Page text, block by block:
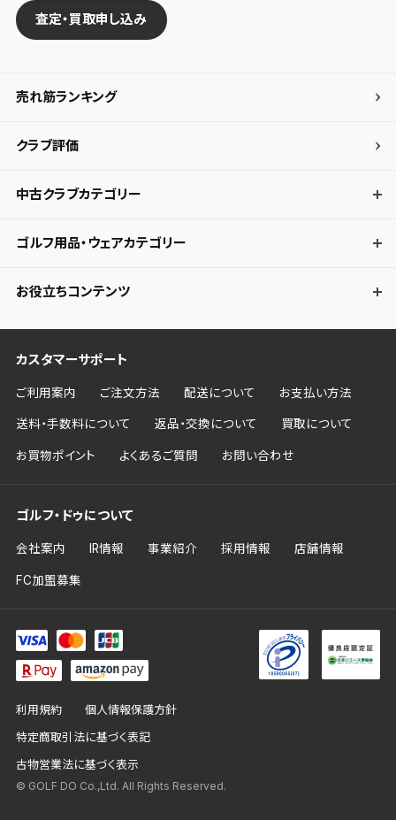
査定・買取申し込み
売れ筋ランキング
クラブ評価
中古クラブカテゴリー
ゴルフ用品・ウェアカテゴリー
お役立ちコンテンツ
カスタマーサポート
ご利用案内 ご注文方法 配送について お支払い方法
送料・手数料について 返品・交換について 買取について
お買物ポイント よくあるご質問 お問い合わせ
ゴルフ・ドゥについて
会社案内 IR情報 事業紹介 採用情報 店舗情報
FC加盟募集
利用規約 個人情報保護方針
特定商取引法に基づく表記
古物営業法に基づく表示
© GOLF DO Co.,Ltd. All Rights Reserved.